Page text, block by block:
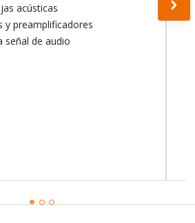
acústicas
y preamplificadores
señal de audio